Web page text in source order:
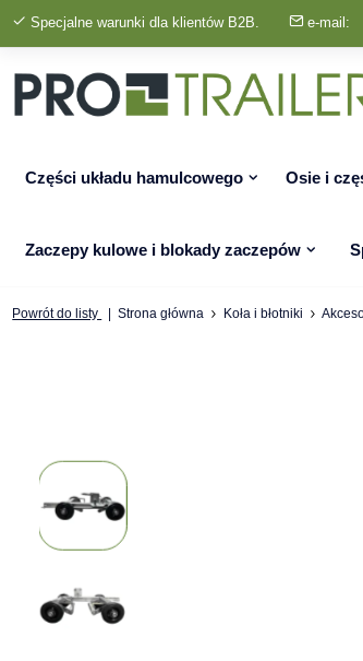
Specjalne warunki dla klientów B2B. e-mail:
Części układu hamulcowego Osie i
Zaczepy kulowe i blokady zaczepów
Powrót do listy Strona główna Koła i błotniki